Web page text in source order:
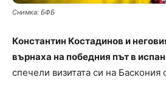
Снимка: БФБ
Константин Костадинов и
върнаха на победния път в
спечели визитата си на Баскония